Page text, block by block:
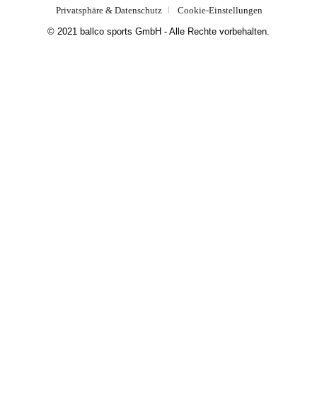
© 2021 ballco sports GmbH - Alle Rechte vorbehalten.
Privatsphäre & Datenschutz
Cookie-Einstellungen